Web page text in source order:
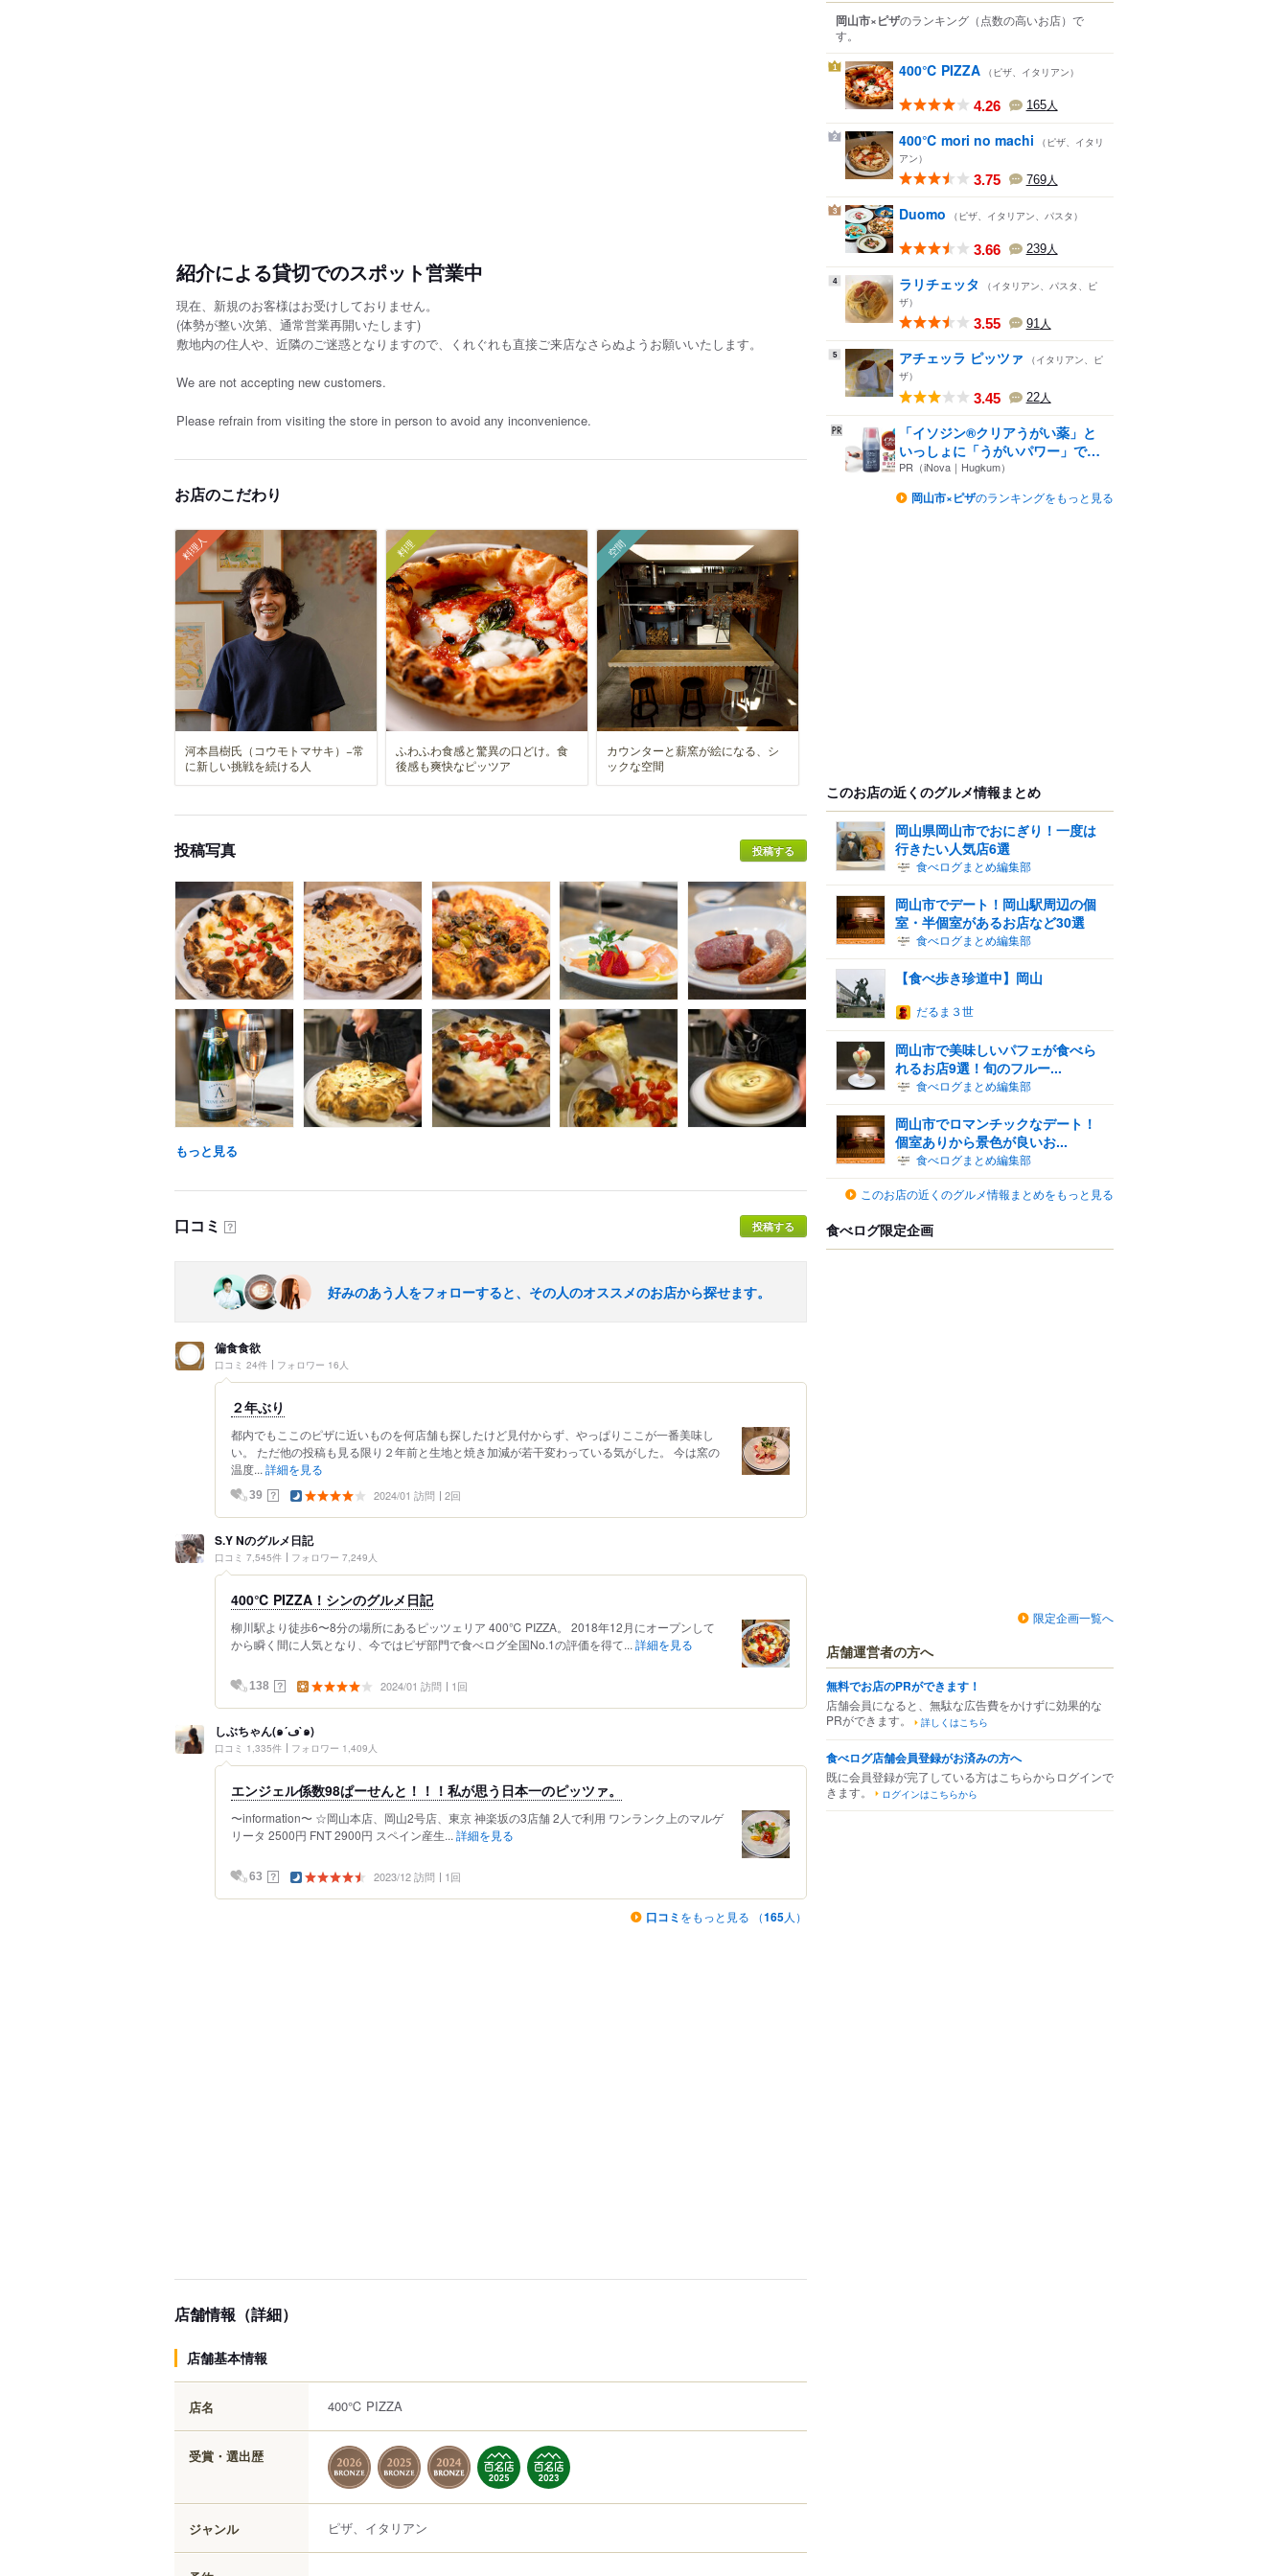
紹介による貸切でのスポット営業中
現在、新規のお客様はお受けしておりません。
(体勢が整い次第、通常営業再開いたします)
敷地内の住人や、近隣のご迷惑となりますので、くれぐれも直接ご来店なさらぬようお願いいたします。
We are not accepting new customers.
Please refrain from visiting the store in person to avoid any inconvenience.
お店のこだわり
料理人
河本昌樹氏（コウモトマサキ）−常
に新しい挑戦を続ける人
料理
ふわふわ食感と驚異の口どけ。食
後感も爽快なピッツア
空間
カウンターと薪窯が絵になる、シ
ックな空間
投稿写真 投稿する
もっと見る
口コミ ？ 投稿する
好みのあう人をフォローすると、その人のオススメのお店から探せます。
偏食食欲
口コミ 24件 フォロワー 16人
２年ぶり
都内でもここのピザに近いものを何店舗も探したけど見付からず、やっぱりここが一番美味し
い。 ただ他の投稿も見る限り２年前と生地と焼き加減が若干変わっている気がした。 今は窯の
温度... 詳細を見る
39 ？ 2024/01 訪問 2回
S.Y Nのグルメ日記
口コミ 7,545件 フォロワー 7,249人
400℃ PIZZA！シンのグルメ日記
柳川駅より徒歩6〜8分の場所にあるピッツェリア 400℃ PIZZA。 2018年12月にオープンして
から瞬く間に人気となり、今ではピザ部門で食べログ全国No.1の評価を得て... 詳細を見る
138 ？ 2024/01 訪問 1回
しぶちゃん(๑´ڡ`๑)
口コミ 1,335件 フォロワー 1,409人
エンジェル係数98ぱーせんと！！！私が思う日本一のピッツァ。
〜information〜 ☆岡山本店、岡山2号店、東京 神楽坂の3店舗 2人で利用 ワンランク上のマルゲ
リータ 2500円 FNT 2900円 スペイン産生... 詳細を見る
63 ？ 2023/12 訪問 1回
口コミ をもっと見る （165人）
店舗情報（詳細）
店舗基本情報
店名 400℃ PIZZA
受賞・選出歴
ジャンル ピザ、イタリアン
岡山市×ピザのランキング （点数の高いお店） で
す。
1 400℃ PIZZA （ピザ、イタリアン）
4.26 165人
2 400℃ mori no machi
（ピザ、イタリ
アン）
3.75 769人
3 Duomo （ピザ、イタリアン、パスタ）
3.66 239人
4 ラリチェッタ
（イタリアン、パスタ、ピ
ザ）
3.55 91 人
5 アチェッラ ピッツァ
（イタリアン、ピ
ザ）
3.45 22人
「イソジン®クリアうがい薬」と
いっしょに「うがいパワー」で
一...
PR（iNova｜Hugkum）
岡山市×ピザのランキングをもっと見る
このお店の近くのグルメ情報まとめ
岡山県岡山市でおにぎり！一度は
行きたい人気店6選
食べログまとめ編集部
岡山市でデート！岡山駅周辺の個
室・半個室があるお店など30選
食べログまとめ編集部
【食べ歩き珍道中】岡山
だるま３世
岡山市で美味しいパフェが食べら
れるお店9選！旬のフルー...
食べログまとめ編集部
岡山市でロマンチックなデート！
個室ありから景色が良いお...
食べログまとめ編集部
このお店の近くのグルメ情報まとめをもっと見る
食べログ限定企画
限定企画一覧へ
店舗運営者の方へ
無料でお店のPRができます！
店舗会員になると、無駄な広告費をかけずに効果的な
PRができます。
詳しくはこちら
食べログ店舗会員登録がお済みの方へ
既に会員登録が完了している方はこちらからログインで
きます。
ログインはこちらから